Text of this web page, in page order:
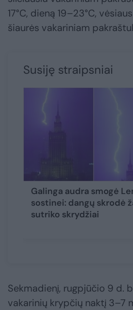
17°C, dieną 19–23°C,
šiaurės vakariniam
Susiję straipsniai
Galinga audra smogė
sostinei: dangų skrodė
sutriko skrydžiai
Sekmadienį, rugpjūčio 9 d.
vakarinių krypčių naktį 3–7